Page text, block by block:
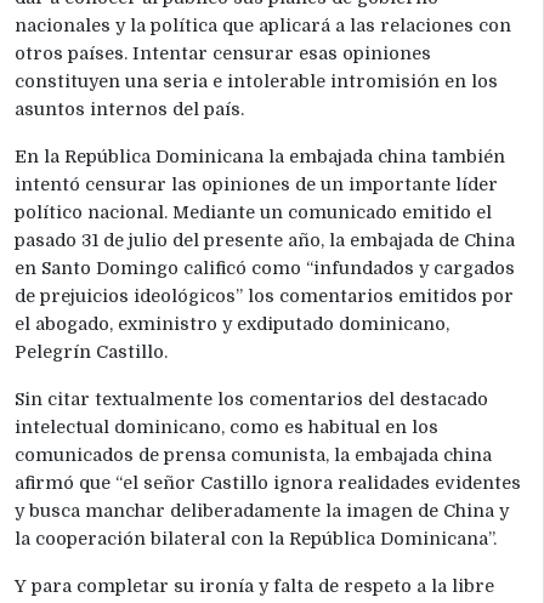
nacionales y la política que aplicará a las relaciones con
otros países. Intentar censurar esas opiniones
constituyen una seria e intolerable intromisión en los
asuntos internos del país.
En la República Dominicana la embajada china también
intentó censurar las opiniones de un importante líder
político nacional. Mediante un comunicado emitido el
pasado 31 de julio del presente año, la embajada de China
en Santo Domingo calificó como “infundados y cargados
de prejuicios ideológicos” los comentarios emitidos por
el abogado, exministro y exdiputado dominicano,
Pelegrín Castillo.
Sin citar textualmente los comentarios del destacado
intelectual dominicano, como es habitual en los
comunicados de prensa comunista, la embajada china
afirmó que “el señor Castillo ignora realidades evidentes
y busca manchar deliberadamente la imagen de China y
la cooperación bilateral con la República Dominicana”.
Y para completar su ironía y falta de respeto a la libre